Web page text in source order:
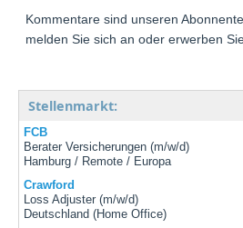
Kommentare sind unseren
melden Sie sich an oder erwerben
Stellenmarkt:
FCB
Berater Versicherungen (m/w/d)
Hamburg / Remote / Europa
Crawford
Loss Adjuster (m/w/d)
Deutschland (Home Office)